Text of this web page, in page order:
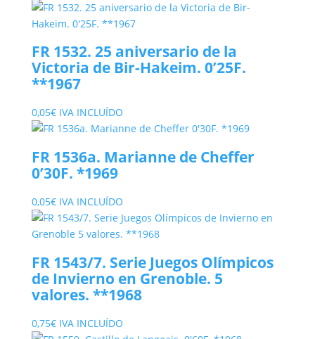
FR 1532. 25 aniversario de la
Victoria de Bir-Hakeim. 0’25F.
**1967
0,05€ IVA INCLUÍDO
FR 1536a. Marianne de Cheffer
0’30F. *1969
0,05€ IVA INCLUÍDO
FR 1543/7. Serie Juegos Olímpicos
de Invierno en Grenoble. 5
valores. **1968
0,75€ IVA INCLUÍDO